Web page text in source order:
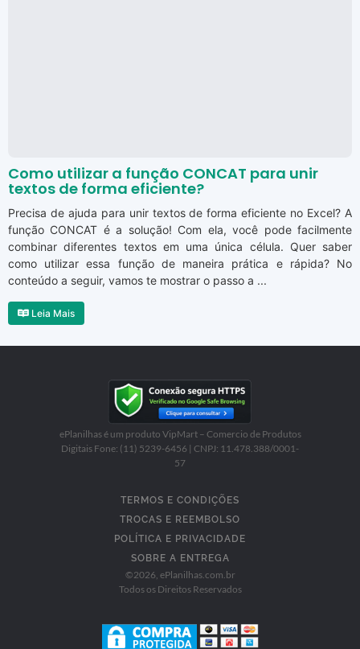
Como utilizar a função CONCAT para unir
textos de forma eficiente?
Precisa de ajuda para unir textos de forma eficiente no Excel? A
função CONCAT é a solução! Com ela, você pode facilmente
combinar diferentes textos em uma única célula. Quer saber
como utilizar essa função de maneira prática e rápida? No
conteúdo a seguir, vamos te mostrar o passo a ...
Leia Mais
ePlanilhas é um produto VipMart – Comercio de Produtos
Digitais Fone: (11) 5239-6456 | CNPJ: 11.478.388/0001-
57
TERMOS E CONDIÇÕES
TROCAS E REEMBOLSO
POLÍTICA E PRIVACIDADE
SOBRE A ENTREGA
©2026 , ePlanilhas.com.br
Todos os Direitos Reservados